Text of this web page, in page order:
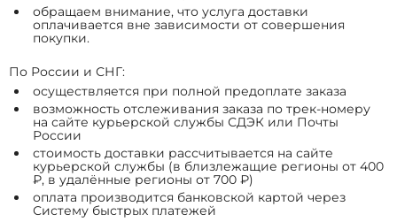
обращаем внимание, что услуга доставки
оплачивается вне зависимости от совершения
покупки.
По России и СНГ:
осуществляется при полной предоплате заказа
возможность отслеживания заказа по трек-номеру
на сайте курьерской службы СДЭК или Почты
России
стоимость доставки рассчитывается на сайте
курьерской службы (в близлежащие регионы от 400
₽, в удалённые регионы от 700 ₽)
оплата производится банковской картой через
Систему быстрых платежей